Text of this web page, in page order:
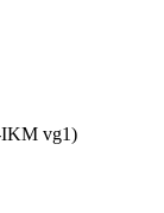
IKM vg1)